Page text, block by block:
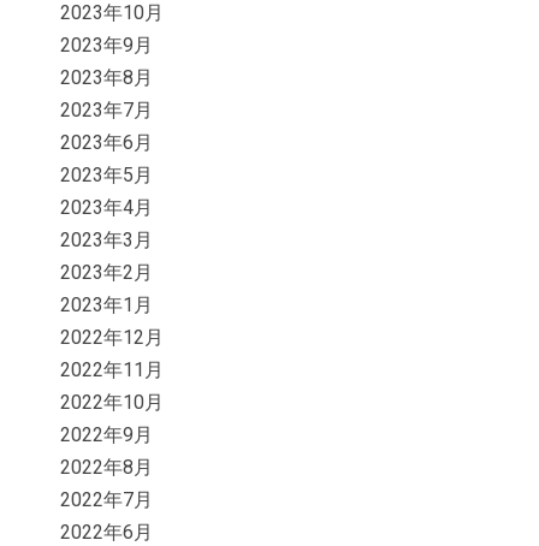
2023年10月
2023年9月
2023年8月
2023年7月
2023年6月
2023年5月
2023年4月
2023年3月
2023年2月
2023年1月
2022年12月
2022年11月
2022年10月
2022年9月
2022年8月
2022年7月
2022年6月